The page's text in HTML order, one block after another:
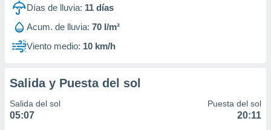
Días de lluvia: 11 días
Acum. de lluvia: 70 l/m²
Viento medio: 10 km/h
Salida y Puesta del sol
Salida del sol
05:07
Puesta del sol
20:11